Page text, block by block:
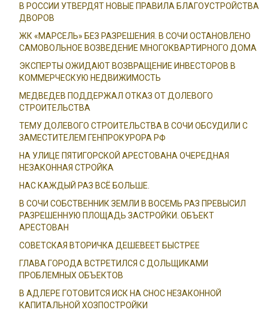
В РОССИИ УТВЕРДЯТ НОВЫЕ ПРАВИЛА БЛАГОУСТРОЙСТВА
ДВОРОВ
ЖК «МАРСЕЛЬ» БЕЗ РАЗРЕШЕНИЯ. В СОЧИ ОСТАНОВЛЕНО
САМОВОЛЬНОЕ ВОЗВЕДЕНИЕ МНОГОКВАРТИРНОГО ДОМА
ЭКСПЕРТЫ ОЖИДАЮТ ВОЗВРАЩЕНИЕ ИНВЕСТОРОВ В
КОММЕРЧЕСКУЮ НЕДВИЖИМОСТЬ
МЕДВЕДЕВ ПОДДЕРЖАЛ ОТКАЗ ОТ ДОЛЕВОГО
СТРОИТЕЛЬСТВА
ТЕМУ ДОЛЕВОГО СТРОИТЕЛЬСТВА В СОЧИ ОБСУДИЛИ С
ЗАМЕСТИТЕЛЕМ ГЕНПРОКУРОРА РФ
НА УЛИЦЕ ПЯТИГОРСКОЙ АРЕСТОВАНА ОЧЕРЕДНАЯ
НЕЗАКОННАЯ СТРОЙКА
НАС КАЖДЫЙ РАЗ ВСЁ БОЛЬШЕ.
В СОЧИ СОБСТВЕННИК ЗЕМЛИ В ВОСЕМЬ РАЗ ПРЕВЫСИЛ
РАЗРЕШЕННУЮ ПЛОЩАДЬ ЗАСТРОЙКИ. ОБЪЕКТ
АРЕСТОВАН
СОВЕТСКАЯ ВТОРИЧКА ДЕШЕВЕЕТ БЫСТРЕЕ
ГЛАВА ГОРОДА ВСТРЕТИЛСЯ С ДОЛЬЩИКАМИ
ПРОБЛЕМНЫХ ОБЪЕКТОВ
В АДЛЕРЕ ГОТОВИТСЯ ИСК НА СНОС НЕЗАКОННОЙ
КАПИТАЛЬНОЙ ХОЗПОСТРОЙКИ